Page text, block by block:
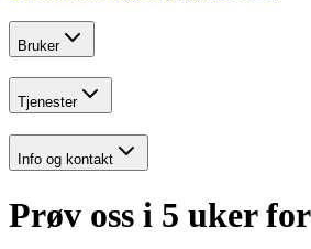
Bruker
Tjenester
Info og kontakt
Prøv oss i 5 uker